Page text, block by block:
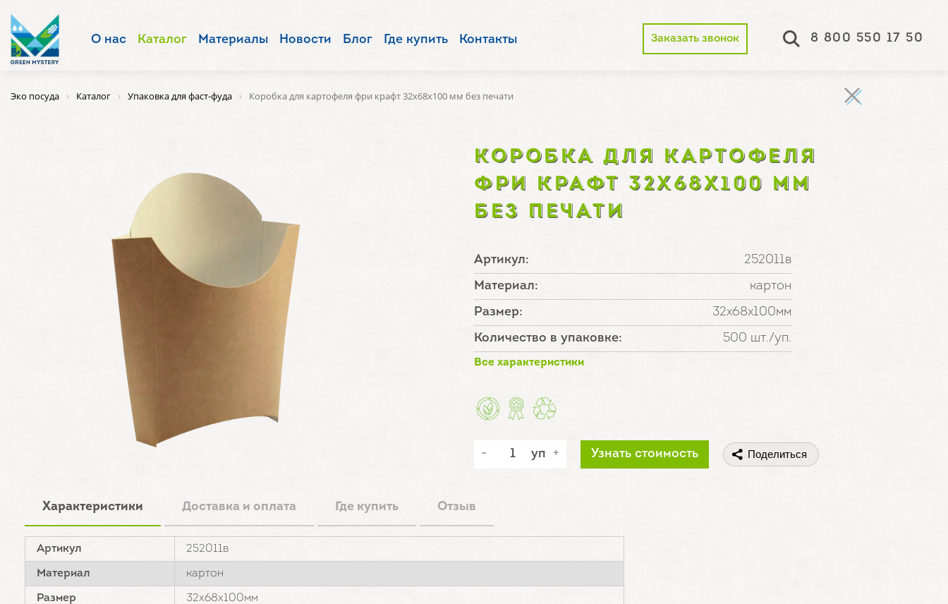
О нас Каталог Материалы Новости Блог Где купить Контакты Заказать звонок 8 800 550 17 50
Эко посуда Каталог Упаковка для фаст-фуда Коробка для картофеля фри крафт 32х68х100 мм без печати
КОРОБКА ДЛЯ КАРТОФЕЛЯ
ФРИ КРАФТ 32Х68Х100 ММ
БЕЗ ПЕЧАТИ
Артикул:
252011в
Материал:
картон
Размер:
32х68х100мм
Количество в упаковке:
500 шт./уп.
Все характеристики
уп Узнать стоимость Поделиться
Характеристики Доставка и оплата Где купить Отзыв
Артикул 252011в
Материал картон
Размер 32х68х100мм